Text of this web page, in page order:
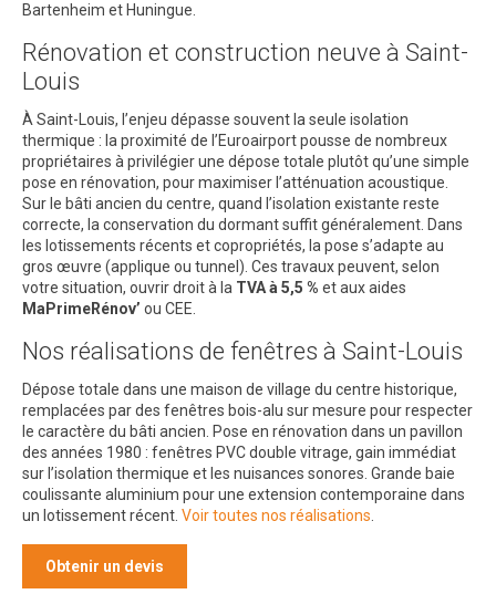
Bartenheim et Huningue.
Rénovation et construction neuve à Saint-
Louis
À Saint-Louis, l’enjeu dépasse souvent la seule isolation
thermique : la proximité de l’Euroairport pousse de nombreux
propriétaires à privilégier une dépose totale plutôt qu’une simple
pose en rénovation, pour maximiser l’atténuation acoustique.
Sur le bâti ancien du centre, quand l’isolation existante reste
correcte, la conservation du dormant suffit généralement. Dans
les lotissements récents et copropriétés, la pose s’adapte au
gros œuvre (applique ou tunnel). Ces travaux peuvent, selon
votre situation, ouvrir droit à la TVA à 5,5 % et aux aides
MaPrimeRénov’ ou CEE.
Nos réalisations de fenêtres à Saint-Louis
Dépose totale dans une maison de village du centre historique,
remplacées par des fenêtres bois-alu sur mesure pour respecter
le caractère du bâti ancien. Pose en rénovation dans un pavillon
des années 1980 : fenêtres PVC double vitrage, gain immédiat
sur l’isolation thermique et les nuisances sonores. Grande baie
coulissante aluminium pour une extension contemporaine dans
un lotissement récent. Voir toutes nos réalisations
Obtenir un devis